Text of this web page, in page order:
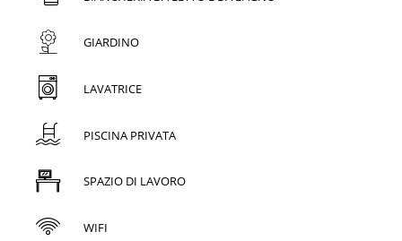
GIARDINO
LAVATRICE
PISCINA PRIVATA
SPAZIO DI LAVORO
WIFI